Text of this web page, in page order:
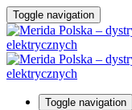
Toggle navigation
Toggle navigation